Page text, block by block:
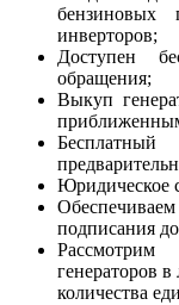
бензиновых
инверторов;
Доступен
обращения;
Выкуп
Юридическое
подписания
генераторов
количества